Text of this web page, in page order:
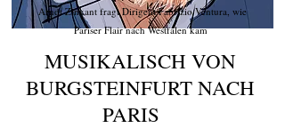
Arndt Zinkant fragt Dirigent Fabrizio Ventura, wie
Pariser Flair nach Westfalen kam
MUSIKALISCH VON
BURGSTEINFURT NACH
PARIS